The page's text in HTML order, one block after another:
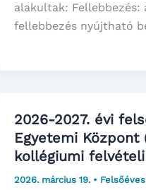
alakultak:
fellebbezés nyújtható
2026-2027. évi
Egyetemi Központ
kollégiumi
2026. március 19. •